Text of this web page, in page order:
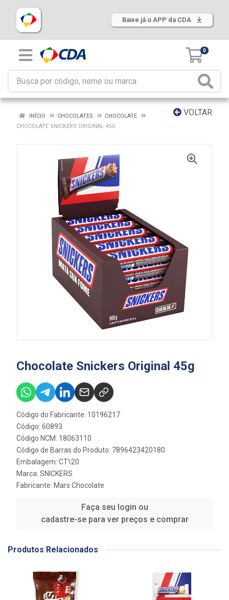
Baixe já o APP da CDA
0
VOLTAR
INÍCIO CHOCOLATES
CHOCOLATE
CHOCOLATE SNICKERS ORIGINAL 45G
Chocolate Snickers Original 45g
Código do Fabricante: 10196217
Código: 60893
Código NCM: 18063110
Código de Barras do Produto: 7896423420180
Embalagem: CT\20
Marca: SNICKERS
Fabricante: Mars Chocolate
Faça seu login ou
cadastre-se para ver preços e comprar
Produtos Relacionados